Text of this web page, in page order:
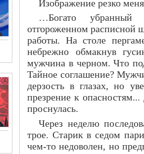
Изображение резко
…Богато убранный
отгороженном расписной
работы. На столе
небрежно обмакнув
мужчина в черном. Что
Тайное соглашение?
дерзость в глазах, но
презрение к
проснулась.
Через неделю
трое. Старик в седом
чем-то недоволен, но